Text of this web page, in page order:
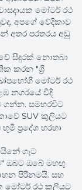
මෝටර් රථ
අපගේ වේදිකාව
අතර පරතරය අඩු
සිදුරක් නොතබා
කරන "ශ්‍රී
මෝටර් රථ
නගරයේ වීදි
ගන්න. සමහරවිට
SUV කුලියට
ප්‍රදේශ හරහා
ගැට
ඔබට ඔබේ මහඟු
පිරිනමයි. සහ
මෝටර් රථ කුලියට